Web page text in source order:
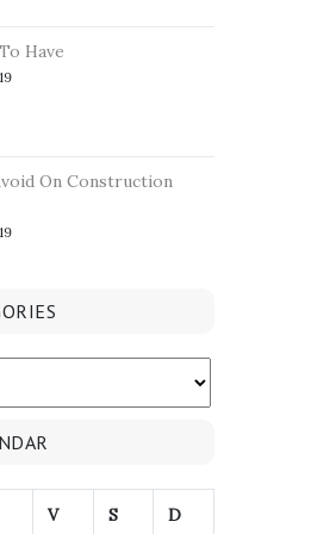
Have
On Construction
V S D